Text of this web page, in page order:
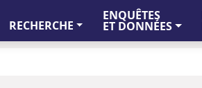
RECHERCHE
ENQUÊTES
ET DONNÉES